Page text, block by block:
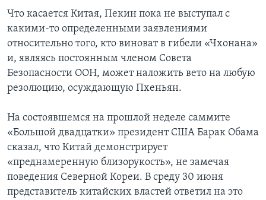
Что касается Китая, Пекин пока не выступал с
какими-то определенными заявлениями
относительно того, кто виноват в гибели «Чхонана»
и, являясь постоянным членом Совета
Безопасности ООН, может наложить вето на любую
резолюцию, осуждающую Пхеньян.
На состоявшемся на прошлой неделе саммите
«Большой двадцатки» президент США Барак Обама
сказал, что Китай демонстрирует
«преднамеренную близорукость», не замечая
поведения Северной Кореи. В среду 30 июня
представитель китайских властей ответил на это